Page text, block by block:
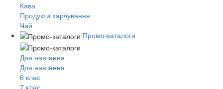
Кава
Продукти харчування
Чай
Промо-каталоги
Для навчання
Для навчання
6 клас
7 клас